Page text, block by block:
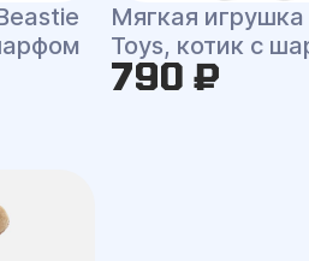
Мягкая
Toys, котик с
790 ₽